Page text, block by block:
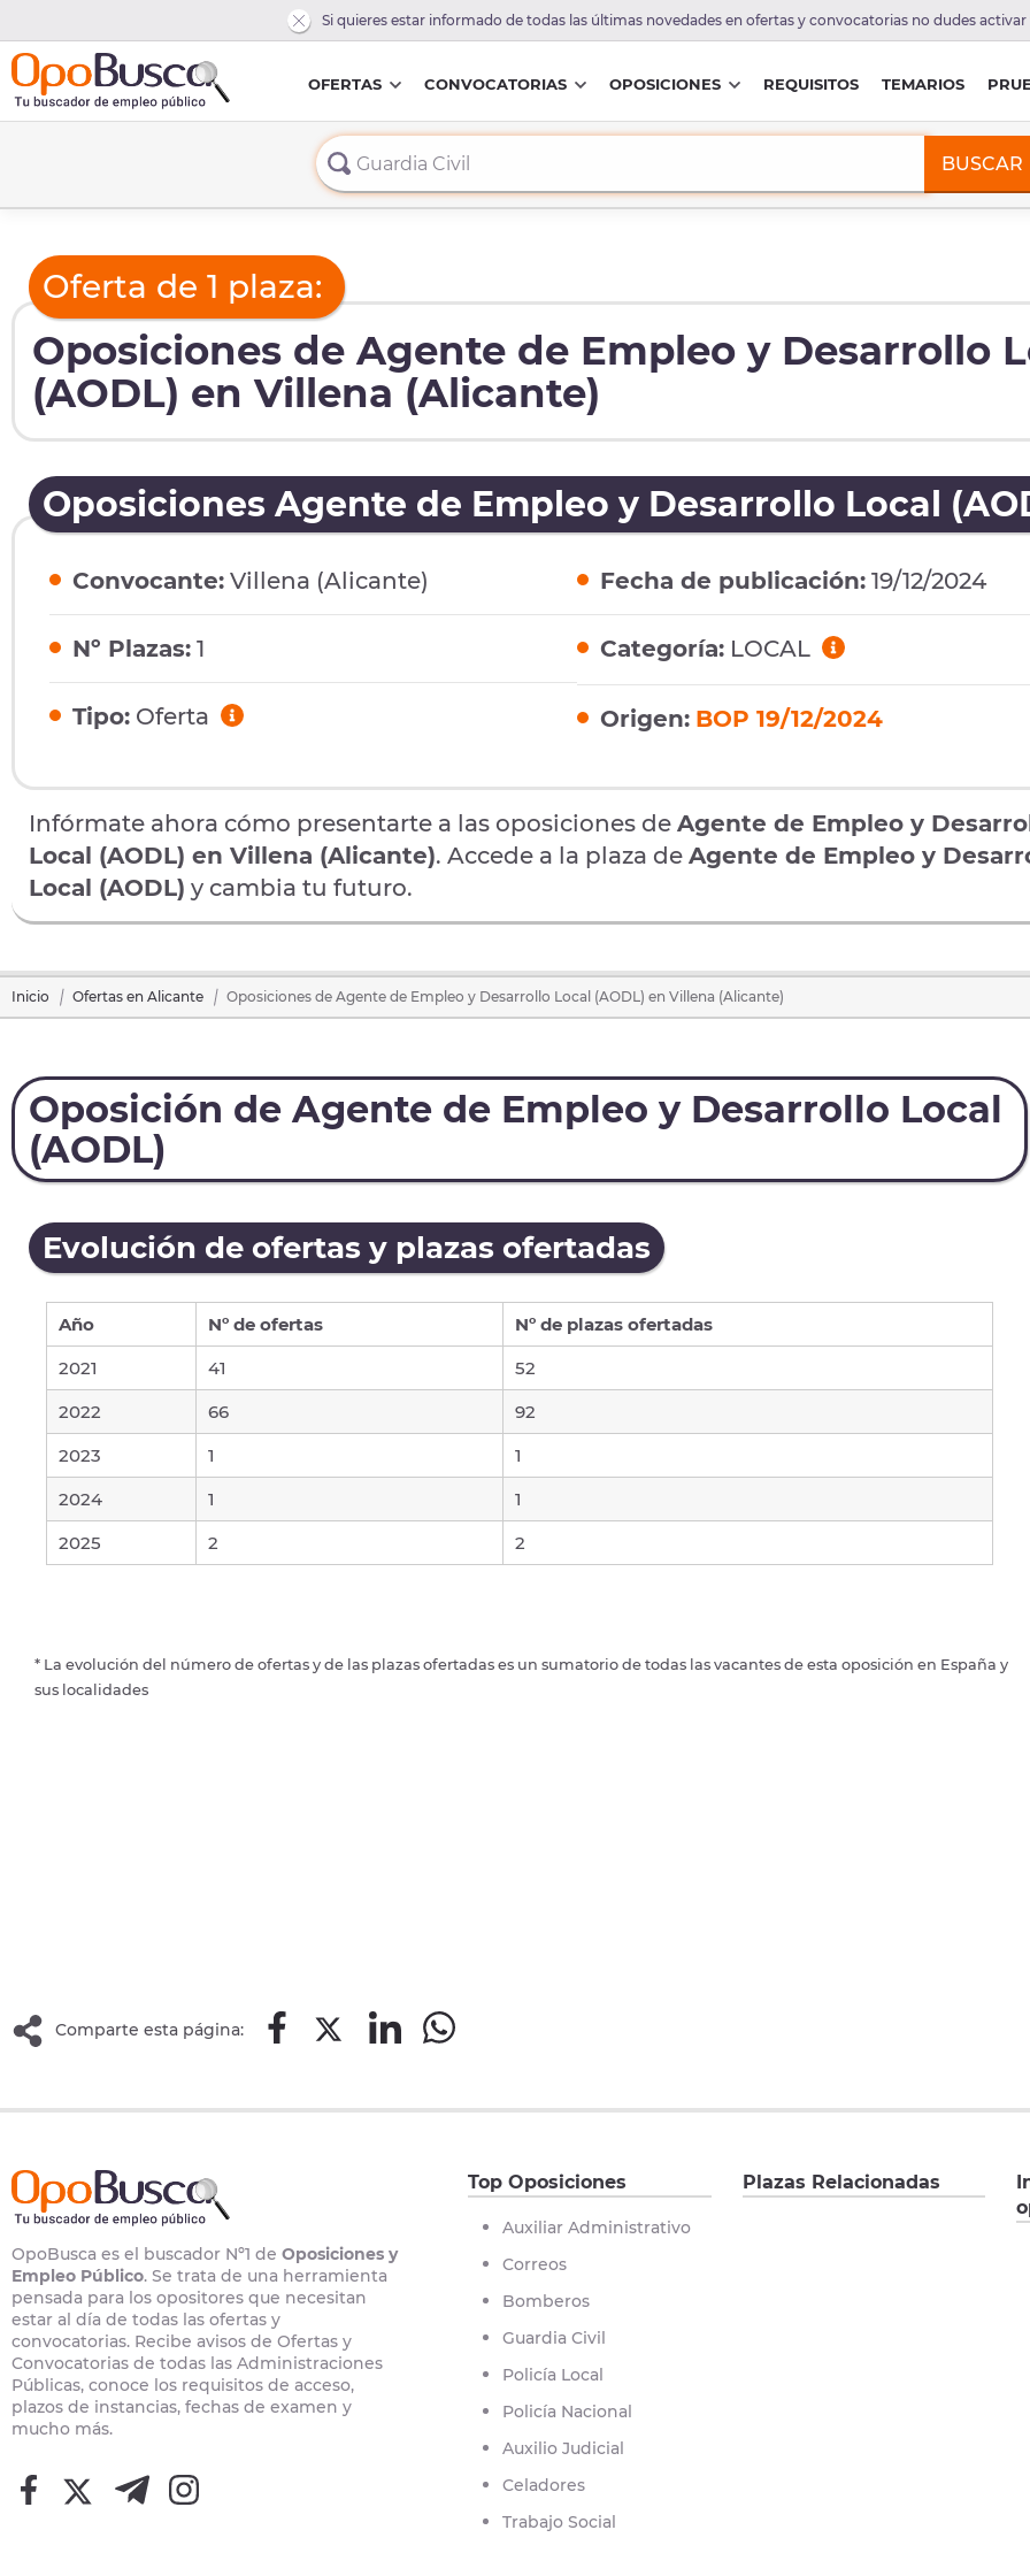
Si quieres estar informado de todas las últimas novedades en ofertas y convocatorias no dudes activar
OFERTAS CONVOCATORIAS OPOSICIONES REQUISITOS TEMARIOS
BUSCAR
Oferta de 1 plaza:
Oposiciones de Agente de Empleo y Desarrollo
(AODL) en Villena (Alicante)
Oposiciones Agente de Empleo y Desarrollo Local
Convocante: Villena (Alicante)
Nº Plazas: 1
Tipo: Oferta
Fecha de publicación: 19/12/2024
Categoría: LOCAL
Origen: BOP 19/12/2024
Infórmate ahora cómo presentarte a las oposiciones de Agente de Empleo y
Local (AODL) en Villena (Alicante). Accede a la plaza de Agente de Empleo y
Local (AODL) y cambia tu futuro.
Inicio Ofertas en Alicante Oposiciones de Agente de Empleo y Desarrollo Local (AODL) en Villena (Alicante)
Oposición de Agente de Empleo y Desarrollo Local
(AODL)
Evolución de ofertas y plazas ofertadas
Año Nº de ofertas
Nº de plazas ofertadas
2021
41
52
2022
66
92
2023
1
1
2024
1
1
2025
2 2
* La evolución del número de ofertas y de las plazas ofertadas es un sumatorio de todas las vacantes de esta oposición en España y
sus localidades
Comparte esta página:
OpoBusca es el buscador Nº1 de Oposiciones y
Empleo Público. Se trata de una herramienta
pensada para los opositores que necesitan
estar al día de todas las ofertas y
convocatorias. Recibe avisos de Ofertas y
Convocatorias de todas las Administraciones
Públicas, conoce los requisitos de acceso,
plazos de instancias, fechas de examen y
mucho más.
Top Oposiciones
Auxiliar Administrativo
Correos
Bomberos
Guardia Civil
Policía Local
Policía Nacional
Auxilio Judicial
Celadores
Trabajo Social
Plazas Relacionadas